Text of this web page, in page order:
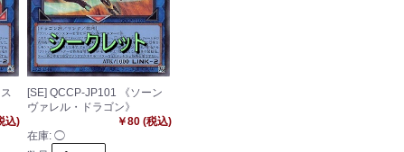
込)
[SE] QCCP-JP101 《ソーン
ヴァレル・ドラゴン》
￥80 (税込)
在庫:◯